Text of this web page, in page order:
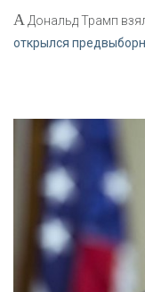
А Дональд Трамп
открылся